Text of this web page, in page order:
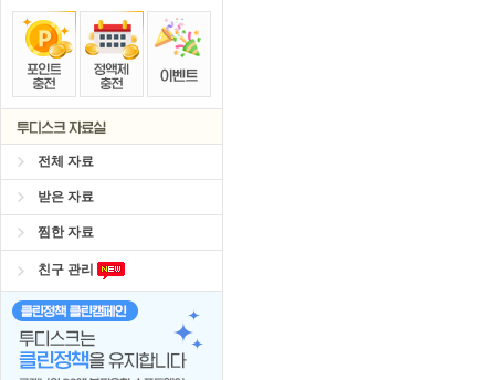
전체 자료
받은 자료
찜한 자료
친구 관리